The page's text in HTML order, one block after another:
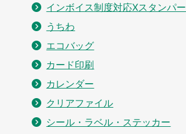
インボイス制度対応Xスタンパー
うちわ
エコバッグ
カード印刷
カレンダー
クリアファイル
シール・ラベル・ステッカー